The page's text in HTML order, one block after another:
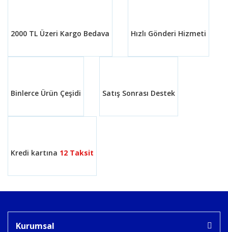
2000 TL Üzeri Kargo Bedava Hızlı Gönderi Hizmeti
Binlerce Ürün Çeşidi Satış Sonrası Destek
Kredi kartına 12 Taksit
Kurumsal